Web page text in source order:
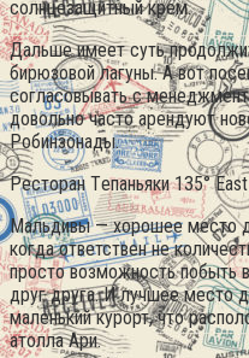
солнцезащитный крем.
Дальше имеет суть
бирюзовой лагуны. А вот
согласовывать с
довольно часто арендуют
Робинзонады.
Ресторан Tепаньяки 135°
Мальдивы — хорошее место
когда ответствен не
просто возможность побыть
друг друга. И лучшее место
маленький курорт, что
атолла Ари.